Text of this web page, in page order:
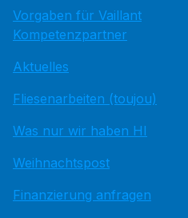
Vorgaben für Vaillant
Kompetenzpartner
Aktuelles
Fliesenarbeiten (toujou)
Was nur wir haben HI
Weihnachtspost
Finanzierung anfragen